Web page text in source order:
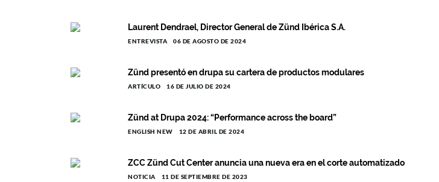
Laurent Dendrael, Director General de Zünd Ibérica S.A.
ENTREVISTA 06 DE AGOSTO DE 2024
Zünd presentó en drupa su cartera de productos modulares
ARTÍCULO 16 DE JULIO DE 2024
Zünd at Drupa 2024: “Performance across the board”
ENGLISH NEW 12 DE ABRIL DE 2024
ZCC Zünd Cut Center anuncia una nueva era en el corte automatizado
NOTICIA 11 DE SEPTIEMBRE DE 2023